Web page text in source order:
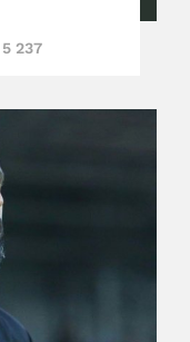
5 237